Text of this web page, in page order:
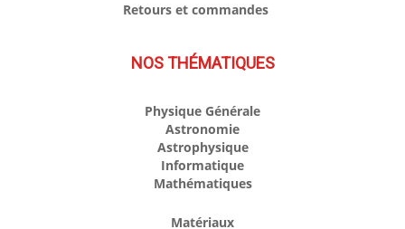
Retours et commandes
NOS THÉMATIQUES
Physique Générale
Astronomie
Astrophysique
Informatique
Mathématiques
Matériaux